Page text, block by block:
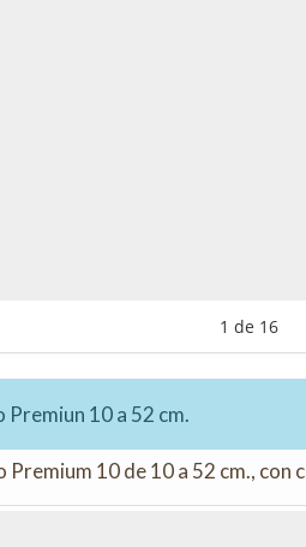
1 de 16
Premiun 10 a 52 cm.
Premium 10 de 10 a 52 cm., con